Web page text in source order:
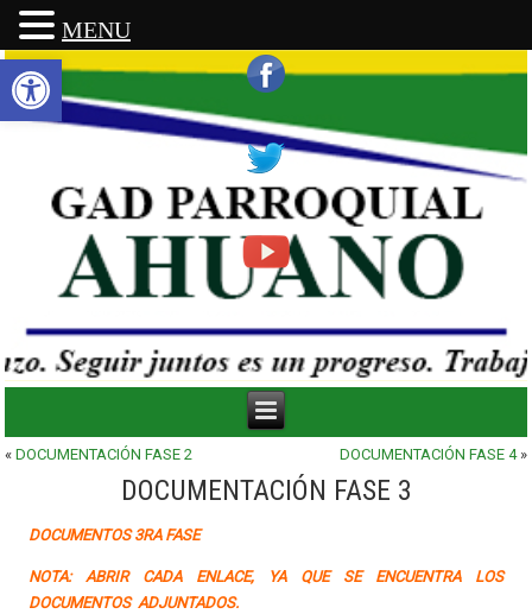
Abrir barra de herramientas
«DOCUMENTACIÓN FASE 2 DOCUMENTACIÓN FASE 4»
DOCUMENTACIÓN FASE 3
DOCUMENTOS 3RA FASE
NOTA: ABRIR CADA ENLACE, YA QUE SE ENCUENTRA LOS
DOCUMENTOS ADJUNTADOS.
MENU